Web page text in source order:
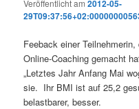
Veröffentlicht am2012-05-
Feeback einer
Online-Coaching gemacht
„Letztes Jahr Anfang Mai
sie. Ihr BMI ist auf 25,2
belastbarer, besser.